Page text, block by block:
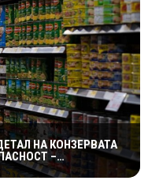
НА КОНЗЕРВАТА
–